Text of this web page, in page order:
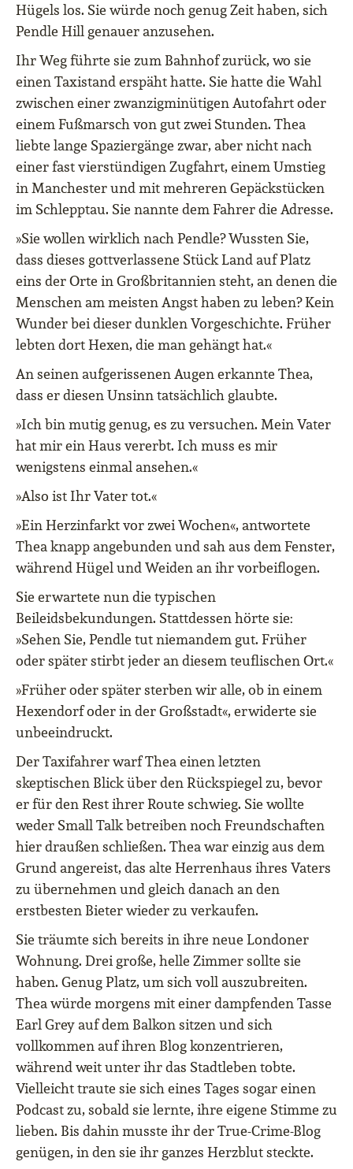
Hügels los. Sie würde noch genug Zeit haben, sich
Pendle Hill genauer anzusehen.
Ihr Weg führte sie zum Bahnhof zurück, wo sie
einen Taxistand erspäht hatte. Sie hatte die Wahl
zwischen einer zwanzigminütigen Autofahrt oder
einem Fußmarsch von gut zwei Stunden. Thea
liebte lange Spaziergänge zwar, aber nicht nach
einer fast vierstündigen Zugfahrt, einem Umstieg
in Manchester und mit mehreren Gepäckstücken
im Schlepptau. Sie nannte dem Fahrer die Adresse.
»Sie wollen wirklich nach Pendle? Wussten Sie,
dass dieses gottverlassene Stück Land auf Platz
eins der Orte in Großbritannien steht, an denen die
Menschen am meisten Angst haben zu leben? Kein
Wunder bei dieser dunklen Vorgeschichte. Früher
lebten dort Hexen, die man gehängt hat.«
An seinen aufgerissenen Augen erkannte Thea,
dass er diesen Unsinn tatsächlich glaubte.
»Ich bin mutig genug, es zu versuchen. Mein Vater
hat mir ein Haus vererbt. Ich muss es mir
wenigstens einmal ansehen.«
»Also ist Ihr Vater tot.«
»Ein Herzinfarkt vor zwei Wochen«, antwortete
Thea knapp angebunden und sah aus dem Fenster,
während Hügel und Weiden an ihr vorbeiflogen.
Sie erwartete nun die typischen
Beileidsbekundungen. Stattdessen hörte sie:
»Sehen Sie, Pendle tut niemandem gut. Früher
oder später stirbt jeder an diesem teuflischen Ort.«
»Früher oder später sterben wir alle, ob in einem
Hexendorf oder in der Großstadt«, erwiderte sie
unbeeindruckt.
Der Taxifahrer warf Thea einen letzten
skeptischen Blick über den Rückspiegel zu, bevor
er für den Rest ihrer Route schwieg. Sie wollte
weder Small Talk betreiben noch Freundschaften
hier draußen schließen. Thea war einzig aus dem
Grund angereist, das alte Herrenhaus ihres Vaters
zu übernehmen und gleich danach an den
erstbesten Bieter wieder zu verkaufen.
Sie träumte sich bereits in ihre neue Londoner
Wohnung. Drei große, helle Zimmer sollte sie
haben. Genug Platz, um sich voll auszubreiten.
Thea würde morgens mit einer dampfenden Tasse
Earl Grey auf dem Balkon sitzen und sich
vollkommen auf ihren Blog konzentrieren,
während weit unter ihr das Stadtleben tobte.
Vielleicht traute sie sich eines Tages sogar einen
Podcast zu, sobald sie lernte, ihre eigene Stimme zu
lieben. Bis dahin musste ihr der True-Crime-Blog
genügen, in den sie ihr ganzes Herzblut steckte.